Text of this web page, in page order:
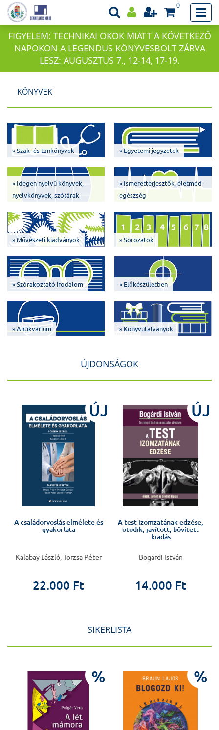
0
FIGYELEM: TECHNIKAI OKOK MIATT A KÖVETKEZŐ
NAPOKON A LEGENDUS KÖNYVESBOLT ZÁRVA
LESZ: AUGUSZTUS 7., 12-14, 17-19.
KÖNYVEK
» Szak- és tankönyvek » Egyetemi jegyzetek
» Idegen nyelvű könyvek,
nyelvkönyvek, szótárak
» Ismeretterjesztők, életmód-
egészség
» Művészeti kiadványok » Sorozatok
» Szórakoztató irodalom » Előkészületben
» Antikvárium » Könyvutalványok
ÚJDONSÁGOK
ÚJ
A családorvoslás elmélete és
gyakorlata
Kalabay László, Torzsa Péter
22.000 Ft
ÚJ
A test izomzatának edzése,
ötödik, javított, bővített
kiadás
Bogárdi István
14.000 Ft
SIKERLISTA
% %